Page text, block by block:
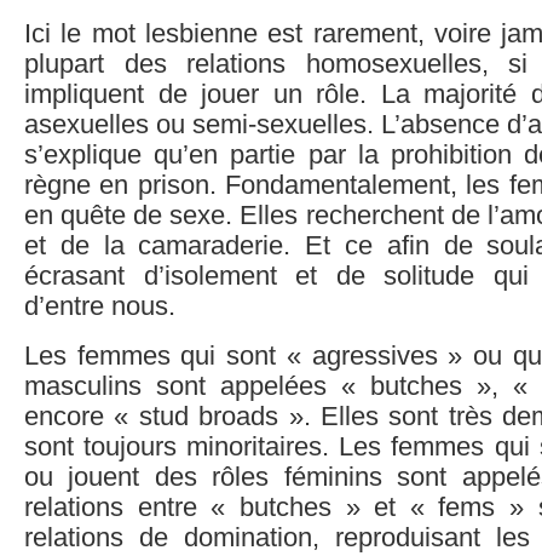
Ici le mot lesbienne est rarement, voire
plupart des relations homosexuelles,
impliquent de jouer un rôle. La majorité
asexuelles ou semi-sexuelles. L’absence
s’explique qu’en partie par la prohibition
règne en prison. Fondamentalement, les
en quête de sexe. Elles recherchent de
et de la camaraderie. Et ce afin de
écrasant d’isolement et de solitude qui
d’entre nous.
Les femmes qui sont « agressives » ou
masculins sont appelées « butches », «
encore « stud broads ». Elles sont très
sont toujours minoritaires. Les femmes
ou jouent des rôles féminins sont
relations entre « butches » et « fems »
relations de domination, reproduisant